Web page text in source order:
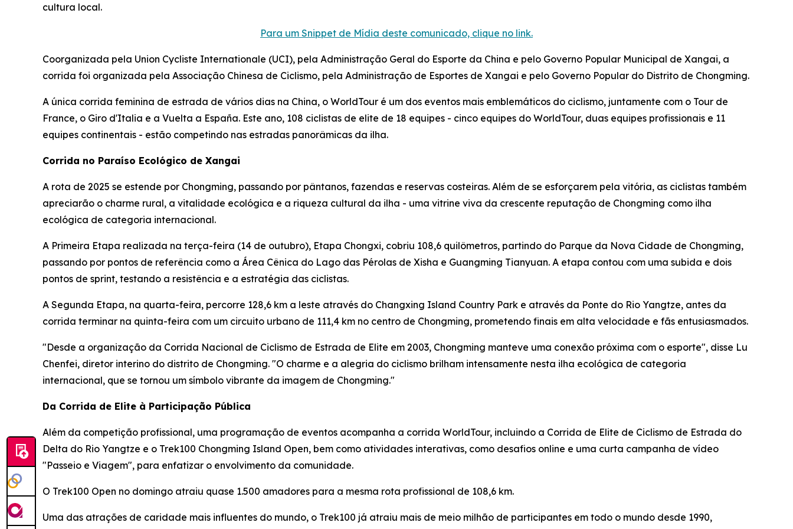
cultura local.
Para um Snippet de Mídia deste comunicado, clique no link.
Coorganizada pela Union Cycliste Internationale (UCI), pela Administração Geral do Esporte da China e pelo Governo Popular Municipal de Xangai, a
corrida foi organizada pela Associação Chinesa de Ciclismo, pela Administração de Esportes de Xangai e pelo Governo Popular do Distrito de Chongming.
A única corrida feminina de estrada de vários dias na China, o WorldTour é um dos eventos mais emblemáticos do ciclismo, juntamente com o Tour de
France, o Giro d'Italia e a Vuelta a España. Este ano, 108 ciclistas de elite de 18 equipes - cinco equipes do WorldTour, duas equipes profissionais e 11
equipes continentais - estão competindo nas estradas panorâmicas da ilha.
Corrida no Paraíso Ecológico de Xangai
A rota de 2025 se estende por Chongming, passando por pântanos, fazendas e reservas costeiras. Além de se esforçarem pela vitória, as ciclistas também
apreciarão o charme rural, a vitalidade ecológica e a riqueza cultural da ilha - uma vitrine viva da crescente reputação de Chongming como ilha
ecológica de categoria internacional.
A Primeira Etapa realizada na terça-feira (14 de outubro), Etapa Chongxi, cobriu 108,6 quilômetros, partindo do Parque da Nova Cidade de Chongming,
passando por pontos de referência como a Área Cênica do Lago das Pérolas de Xisha e Guangming Tianyuan. A etapa contou com uma subida e dois
pontos de sprint, testando a resistência e a estratégia das ciclistas.
A Segunda Etapa, na quarta-feira, percorre 128,6 km a leste através do Changxing Island Country Park e através da Ponte do Rio Yangtze, antes da
corrida terminar na quinta-feira com um circuito urbano de 111,4 km no centro de Chongming, prometendo finais em alta velocidade e fãs entusiasmados.
"Desde a organização da Corrida Nacional de Ciclismo de Estrada de Elite em 2003, Chongming manteve uma conexão próxima com o esporte", disse Lu
Chenfei, diretor interino do distrito de Chongming. "O charme e a alegria do ciclismo brilham intensamente nesta ilha ecológica de categoria
internacional, que se tornou um símbolo vibrante da imagem de Chongming."
Da Corrida de Elite à Participação Pública
Além da competição profissional, uma programação de eventos acompanha a corrida WorldTour, incluindo a Corrida de Elite de Ciclismo de Estrada do
Delta do Rio Yangtze e o Trek100 Chongming Island Open, bem como atividades interativas, como desafios online e uma curta campanha de vídeo
"Passeio e Viagem", para enfatizar o envolvimento da comunidade.
O Trek100 Open no domingo atraiu quase 1.500 amadores para a mesma rota profissional de 108,6 km.
Uma das atrações de caridade mais influentes do mundo, o Trek100 já atraiu mais de meio milhão de participantes em todo o mundo desde 1990,